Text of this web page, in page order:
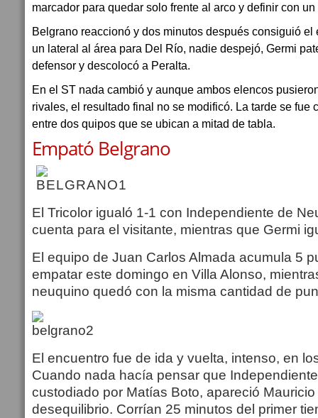
marcador para quedar solo frente al arco y definir con un
Belgrano reaccionó y dos minutos después consiguió el
un lateral al área para Del Río, nadie despejó, Germi
defensor y descolocó a Peralta.
En el ST nada cambió y aunque ambos elencos
rivales, el resultado final no se modificó. La tarde se fue
entre dos quipos que se ubican a mitad de tabla.
Empató Belgrano
El Tricolor igualó 1-1 con Independiente de
cuenta para el visitante, mientras que Germi
El equipo de Juan Carlos Almada acumula 5
empatar este domingo en Villa Alonso,
neuquino quedó con la misma cantidad de
El encuentro fue de ida y vuelta, intenso, en
Cuando nada hacía pensar que
custodiado por Matías Boto, apareció
desequilibrio. Corrían 25 minutos del primer